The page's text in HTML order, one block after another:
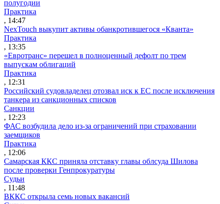
полугодии
Практика
, 14:47
NexTouch выкупит активы обанкротившегося «Кванта»
Практика
, 13:35
«Евротранс» перешел в полноценный дефолт по трем
выпускам облигаций
Практика
, 12:31
Российский судовладелец отозвал иск к ЕС после исключения
танкера из санкционных списков
Санкции
, 12:23
ФАС возбудила дело из-за ограничений при страховании
заемщиков
Практика
, 12:06
Самарская ККС приняла отставку главы облсуда Шилова
после проверки Генпрокуратуры
Судьи
, 11:48
ВККС открыла семь новых вакансий